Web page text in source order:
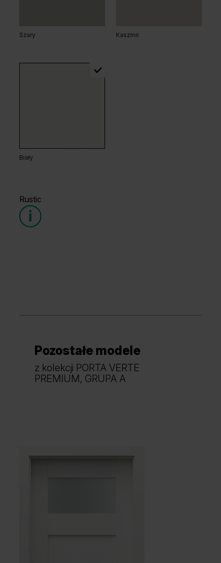
Szary Kaszmir
Biały
Rustic
Dąb Mauvella Akacja Miodowa
Pozostałe modele
z kolekcji PORTA VERTE
PREMIUM, GRUPA A